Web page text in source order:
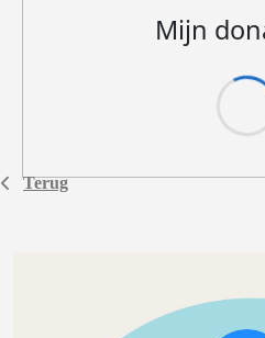
Terug
Mijn